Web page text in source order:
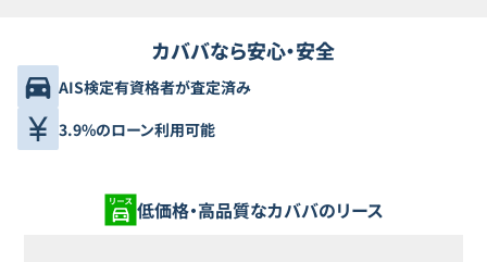
カババなら安心・安全
AIS検定有資格者が査定済み
3.9%のローン利用可能
低価格・高品質なカババのリース